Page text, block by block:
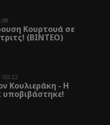
Κουρτουά σε
(ΒΙΝΤΕΟ)
00:22
Κουλιεράκη - Η